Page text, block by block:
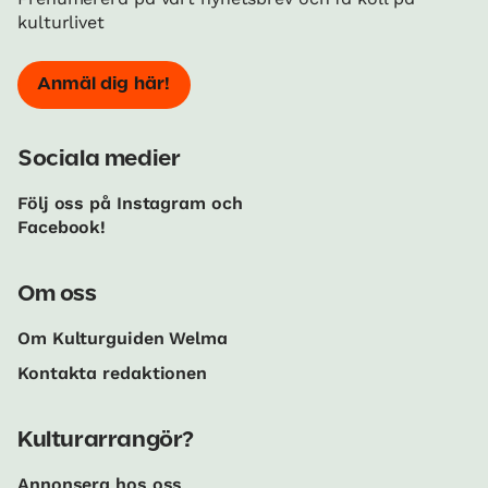
kulturlivet
Anmäl dig här!
Sociala medier
Följ oss på Instagram och
Facebook!
Om oss
Om Kulturguiden Welma
Kontakta redaktionen
Kulturarrangör?
Annonsera hos oss